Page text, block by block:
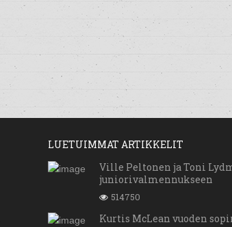
LUETUIMMAT ARTIKKELIT
Ville Peltonen ja Toni
juniorivalmennukseen
514750
Kurtis McLean vuoden